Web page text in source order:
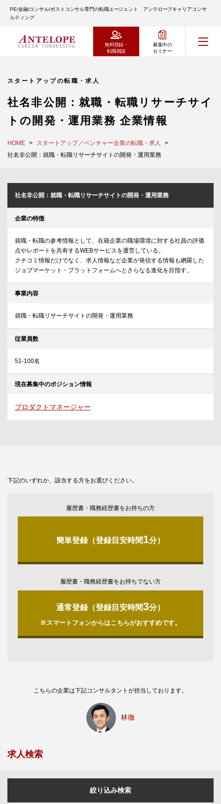
PE/金融/コンサル/ポストコンサル専門の転職エージェント アンテロープキャリアコンサ
ルティング
無料登録・
転職相談
募集中の
セミナー
スタートアップの転職・求人
社名非公開：就職・転職リサーチサイ
トの開発・運用業務 企業情報
HOME
スタートアップ／ベンチャー企業の転職・求人
社名非公開：就職・転職リサーチサイトの開発・運用業務
社名非公開：就職・転職リサーチサイトの開発・運用業務
企業の特徴
就職・転職の参考情報として、在籍企業の職場環境に対する社員の評価
点やレポートを共有するWEBサービスを運営している。
クチコミ情報だけでなく、求人情報など企業が発信する情報も網羅した
ジョブマーケット・プラットフォームへとさらなる進化を目指す。
事業内容
就職・転職リサーチサイトの開発・運用業務
従業員数
51-100名
現在募集中のポジション情報
プロダクトマネージャー
下記のいずれか、該当する方をお選びください。
履歴書・職務経歴書をお持ちの方
簡単登録（登録目安時間1分）
履歴書・職務経歴書をお持ちでない方
通常登録（登録目安時間3分）
※スマートフォンからはこちらがおすすめです。
こちらの企業は下記コンサルタントが担当しております。
林徹
求人検索
絞り込み検索